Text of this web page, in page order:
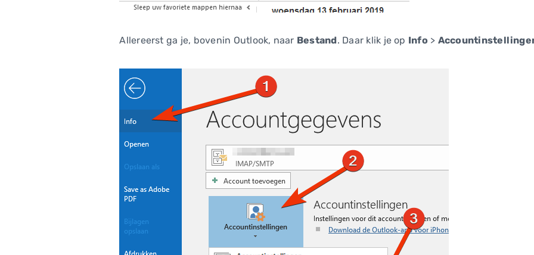
Allereerst ga je, bovenin Outlook, naar Bestand. Daar klik je op Info >